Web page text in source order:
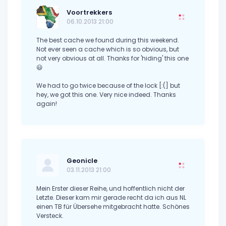
Voortrekkers
06.10.2013 21:00
The best cache we found during this weekend.
Not ever seen a cache which is so obvious, but
not very obvious at all. Thanks for 'hiding' this one
😃
We had to go twice because of the lock [:(] but
hey, we got this one. Very nice indeed. Thanks
again!
Geonicle
03.11.2013 21:00
Mein Erster dieser Reihe, und hoffentlich nicht der
Letzte. Dieser kam mir gerade recht da ich aus NL
einen TB für Übersehe mitgebracht hatte. Schönes
Versteck.